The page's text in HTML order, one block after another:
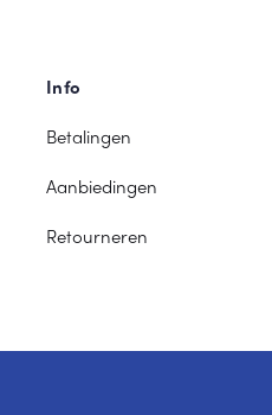
Info
Betalingen
Aanbiedingen
Retourneren